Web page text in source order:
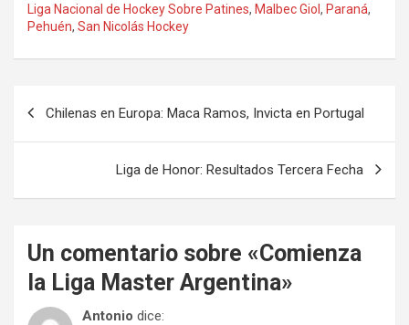
Liga Nacional de Hockey Sobre Patines, Malbec Giol , Paraná,
Pehuén, San Nicolás Hockey
Chilenas en Europa: Maca Ramos, Invicta en Portugal
Liga de Honor: Resultados Tercera Fecha
Un comentario sobre «Comienza
la Liga Master Argentina»
Antonio dice: